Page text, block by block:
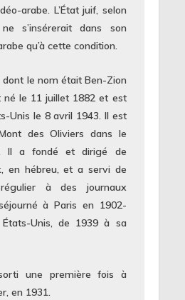
arabe. L’État juif, selon
s’insérerait dans son
qu’à cette condition.
le nom était Ben-Zion
né le 11 juillet 1882 et est
Unis le 8 avril 1943. Il est
des Oliviers dans le
Il a fondé et dirigé de
en hébreu, et a servi de
régulier à des journaux
à Paris en 1902-
Unis, de 1939 à sa
une première fois à
en 1931.